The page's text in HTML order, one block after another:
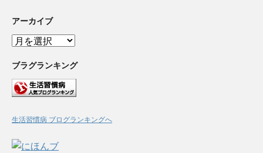
アーカイブ
ア
カ
ブ
ブラグランキング
生活習慣病 ブログランキングへ